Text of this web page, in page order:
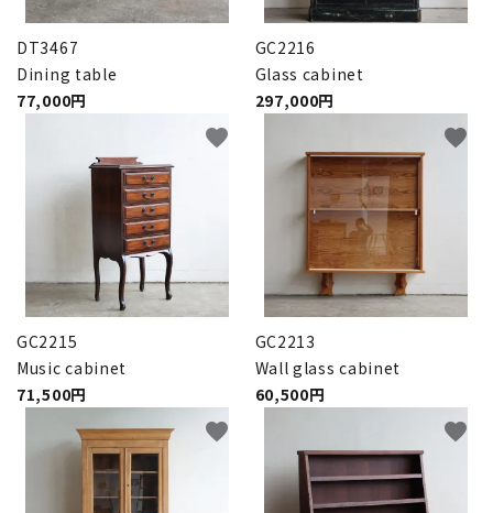
DT3467
Dining table
77,000円
GC2216
Glass cabinet
297,000円
GC2215
Music cabinet
71,500円
favorite
GC2213
Wall glass cabinet
60,500円
favorite
favorite favorite